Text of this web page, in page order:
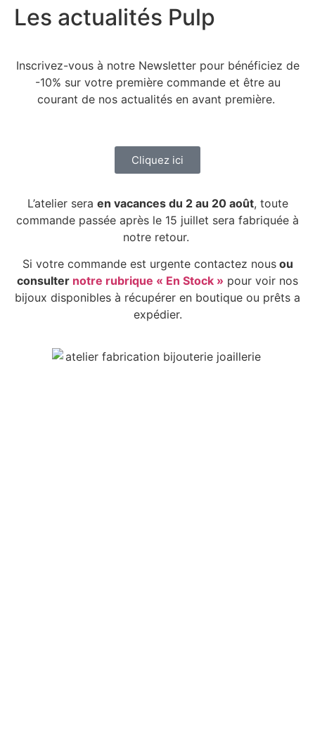
Les actualités Pulp
Inscrivez-vous à notre Newsletter pour bénéficiez de
-10% sur votre première commande et être au
courant de nos actualités en avant première.
Cliquez ici
L’atelier sera en vacances du 2 au 20 août, toute
commande passée après le 15 juillet sera fabriquée à
notre retour.
Si votre commande est urgente contactez nousou
consulter notre rubrique « En Stock » pour voir nos
bijoux disponibles à récupérer en boutique ou prêts a
expédier.